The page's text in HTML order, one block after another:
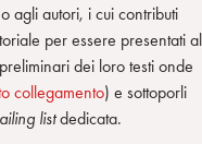
agli autori, i cui contributi
per essere presentati al
dei loro testi onde
collegamento) e sottoporli
listdedicata.